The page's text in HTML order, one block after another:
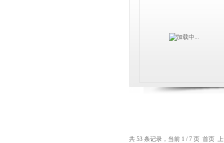
共 53 条记录，当前 1 / 7 页 首页